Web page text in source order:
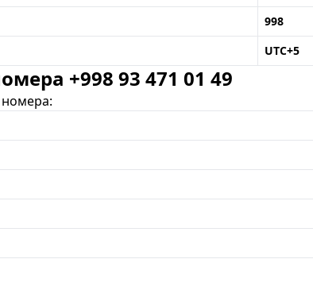
998
UTC+5
+998 93 471 01 49